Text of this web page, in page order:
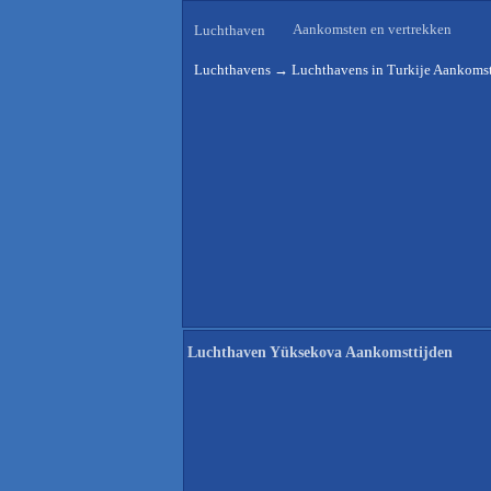
Luchthaven Aankomsten en vertrekken
Luchthavens → Luchthavens in Turkije
Luchthaven Yüksekova Aankomsttijden